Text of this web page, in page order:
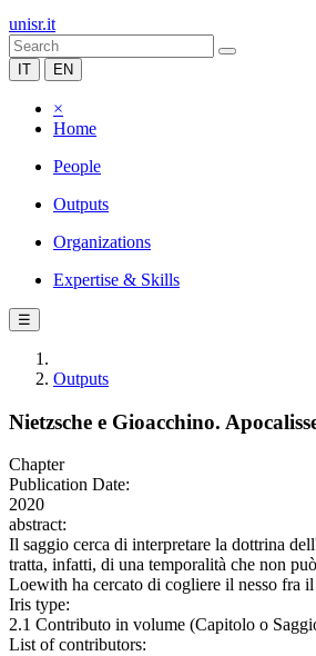
unisr.it
IT EN
×
Home
People
Outputs
Organizations
Expertise & Skills
☰
Outputs
Nietzsche e Gioacchino.
Chapter
Publication Date:
2020
abstract:
Il saggio cerca di interpretare la dottrina
tratta, infatti, di una temporalità che non
Loewith ha cercato di cogliere il nesso fra
Iris type:
2.1 Contributo in volume (Capitolo o
List of contributors: